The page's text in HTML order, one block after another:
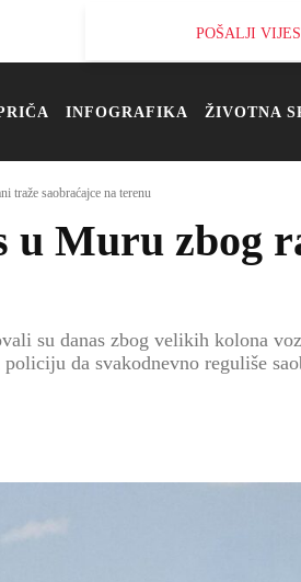
POŠALJI
INFOGRAFIKA ŽIVOTNA
traže saobraćajce na terenu
u Muru zbog
su danas zbog velikih kolona
da svakodnevno reguliše